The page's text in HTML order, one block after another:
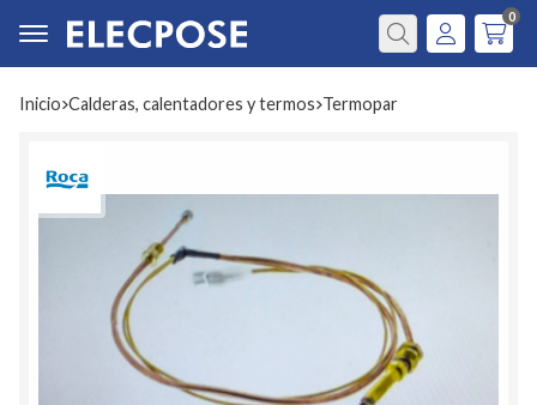
Buscar
0
Inicio calderas, calentadores y termos termopar